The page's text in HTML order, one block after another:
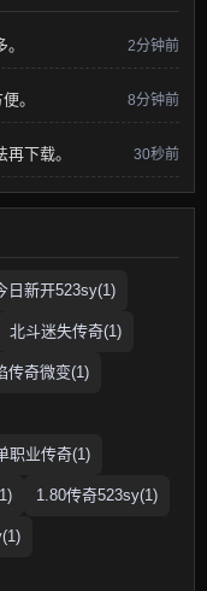
2分钟前
。 8分钟前
下载。 30秒前
日新开523sy(1)
北斗迷失传奇(1)
传奇微变(1)
职业传奇(1)
1.80传奇523sy(1)